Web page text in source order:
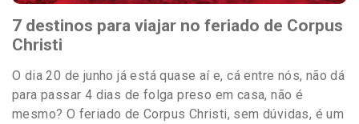
7 destinos para viajar no feriado de Corpus
Christi
O dia 20 de junho já está quase aí e, cá entre nós, não dá
para passar 4 dias de folga preso em casa, não é
mesmo? O feriado de Corpus Christi, sem dúvidas, é um